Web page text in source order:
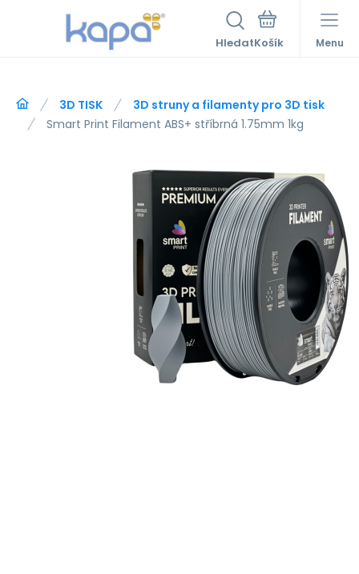
Hledat Menu
3D TISK
3D struny a filamenty pro 3D tisk
Smart Print Filament ABS+ stříbrná 1.75mm 1kg